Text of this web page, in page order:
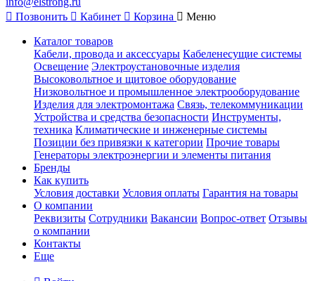
Позвонить
Кабинет Корзина Меню
Каталог товаров
Кабели, провода и аксессуары Кабеленесущие системы
Освещение Электроустановочные изделия
Высоковольтное и щитовое оборудование
Низковольтное и промышленное электрооборудование
Изделия для электромонтажа Связь, телекоммуникации
Устройства и средства безопасности Инструменты,
техника Климатические и инженерные системы
Позиции без привязки к категории Прочие товары
Генераторы электроэнергии и элементы питания
Бренды
Как купить
Условия доставки Условия оплаты Гарантия на товары
О компании
Реквизиты Сотрудники Вакансии Вопрос-ответ Отзывы
о компании
Контакты
Еще